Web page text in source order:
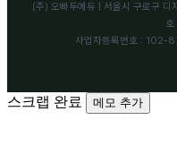
(주) 오빠두에듀 | 서울시 구로구
호
사업자등록번호 : 102-
스크랩 완료 메모 추가